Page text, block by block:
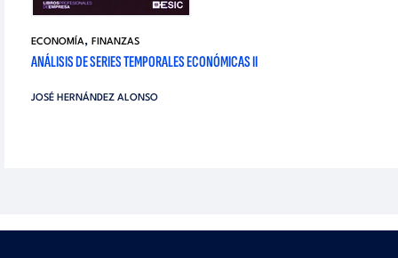
ECONOMÍA, FINANZAS
ANÁLISIS DE SERIES TEMPORALES ECONÓMICAS II
JOSÉ HERNÁNDEZ ALONSO